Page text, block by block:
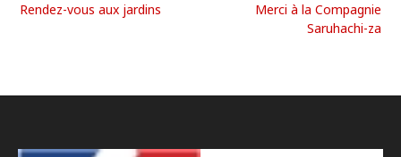
Merci à la Compagnie
Saruhachi-za
Rendez-vous aux jardins